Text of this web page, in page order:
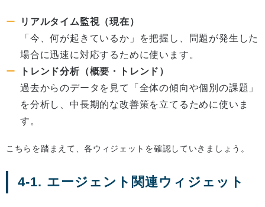
リアルタイム監視（現在）
「今、何が起きているか」を把握し、問題が発生した
場合に迅速に対応するために使います。
トレンド分析（概要・トレンド）
過去からのデータを見て「全体の傾向や個別の課題」
を分析し、中長期的な改善策を立てるために使いま
す。
こちらを踏まえて、各ウィジェットを確認していきましょう。
4-1. エージェント関連ウィジェット